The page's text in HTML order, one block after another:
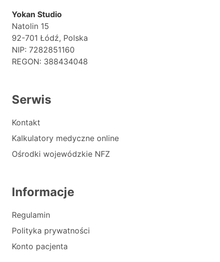
Yokan Studio
Natolin 15
92-701 Łódź, Polska
NIP: 7282851160
REGON: 388434048
Serwis
Kontakt
Kalkulatory medyczne online
Ośrodki wojewódzkie NFZ
Informacje
Regulamin
Polityka prywatności
Konto pacjenta